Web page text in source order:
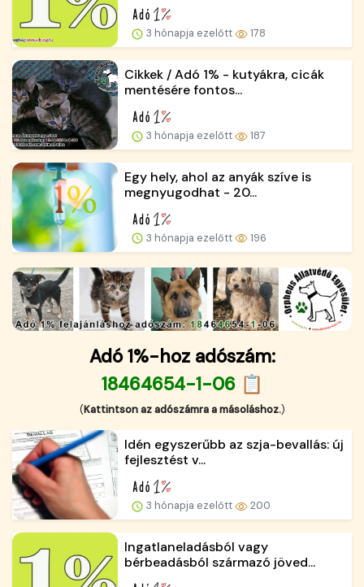
3 hónapja ezelőtt 178
Cikkek / Adó 1% - kutyákra, cicák
mentésére fontos...
3 hónapja ezelőtt 187
Egy hely, ahol az anyák szíve is
megnyugodhat - 20...
3 hónapja ezelőtt 196
Adó 1%-hoz adószám:
18464654-1-06 📋
(Kattintson az adószámra a másoláshoz.)
Idén egyszerűbb az szja-bevallás: új
fejlesztést v...
3 hónapja ezelőtt 200
Ingatlaneladásból vagy
bérbeadásból származó jöved...